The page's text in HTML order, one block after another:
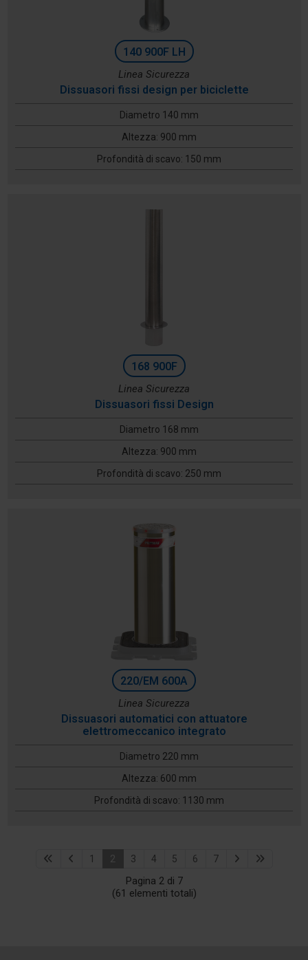
140 900F LH
Linea Sicurezza
Dissuasori fissi design per biciclette
Diametro 140 mm
Altezza: 900 mm
Profondità di scavo: 150 mm
168 900F
Linea Sicurezza
Dissuasori fissi Design
Diametro 168 mm
Altezza: 900 mm
Profondità di scavo: 250 mm
220/EM 600A
Linea Sicurezza
Dissuasori automatici con attuatore
elettromeccanico integrato
Diametro 220 mm
Altezza: 600 mm
Profondità di scavo: 1130 mm
1 2 3 4 5 6 7
Pagina 2 di 7
(61 elementi totali)